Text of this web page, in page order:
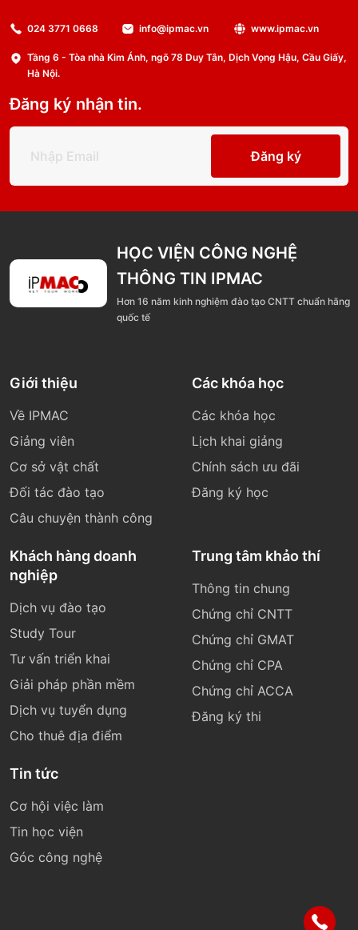
024 3771 0668 info@ipmac.vn www.ipmac.vn
Tầng 6 - Tòa nhà Kim Ánh, ngõ 78 Duy Tân, Dịch Vọng Hậu, Cầu Giấy,
Hà Nội.
Đăng ký nhận tin.
Đăng ký
HỌC VIỆN CÔNG NGHỆ
THÔNG TIN IPMAC
Hơn 16 năm kinh nghiệm đào tạo CNTT chuẩn hãng
quốc tế
Giới thiệu
Về IPMAC
Giảng viên
Cơ sở vật chất
Đối tác đào tạo
Câu chuyện thành công
Các khóa học
Các khóa học
Lịch khai giảng
Chính sách ưu đãi
Đăng ký học
Khách hàng doanh
nghiệp
Dịch vụ đào tạo
Study Tour
Tư vấn triển khai
Giải pháp phần mềm
Dịch vụ tuyển dụng
Cho thuê địa điểm
Trung tâm khảo thí
Thông tin chung
Chứng chỉ CNTT
Chứng chỉ GMAT
Chứng chỉ CPA
Chứng chỉ ACCA
Đăng ký thi
Tin tức
Cơ hội việc làm
Tin học viện
Góc công nghệ